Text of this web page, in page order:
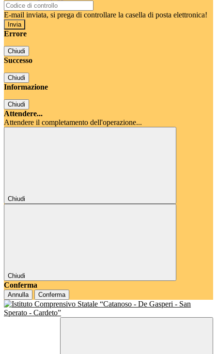
E-mail inviata, si prega di controllare la casella di posta elettronica!
Errore
Chiudi
Successo
Chiudi
Informazione
Chiudi
Attendere...
Attendere il completamento dell'operazione...
Chiudi
Chiudi
Conferma
Annulla Conferma